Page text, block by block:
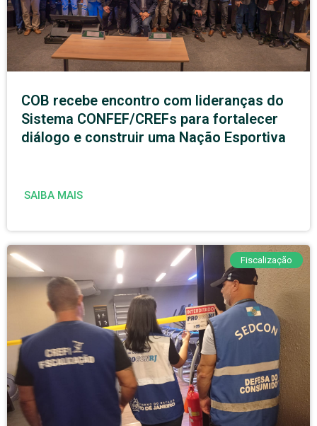
COB recebe encontro com lideranças do
Sistema CONFEF/CREFs para fortalecer
diálogo e construir uma Nação Esportiva
SAIBA MAIS
Fiscalização